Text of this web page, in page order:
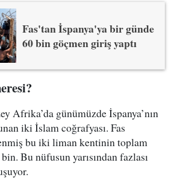
Fas'tan İspanya'ya bir günde
60 bin göçmen giriş yaptı
Afrika’da günümüzde İspanya’nın
iki İslam coğrafyası. Fas
bu iki liman kentinin toplam
Bu nüfusun yarısından fazlası